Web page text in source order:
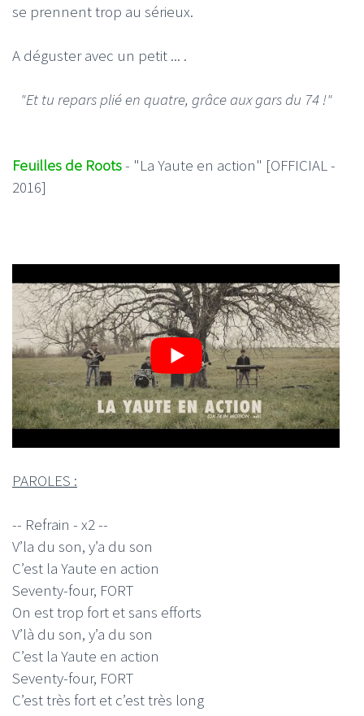
se prennent trop au sérieux.
A déguster avec un petit ... .
"Et tu repars plié en quatre, grâce aux gars du 74 !"
Feuilles de Roots- "La Yaute en action" [OFFICIAL -
2016]
PAROLES :
-- Refrain - x2 --
V’la du son, y’a du son
C’est la Yaute en action
Seventy-four, FORT
On est trop fort et sans efforts
V’là du son, y’a du son
C’est la Yaute en action
Seventy-four, FORT
C’est très fort et c’est très long